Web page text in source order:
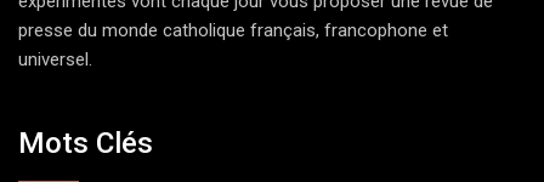
presse du monde catholique français, francophone et
universel.
Mots Clés